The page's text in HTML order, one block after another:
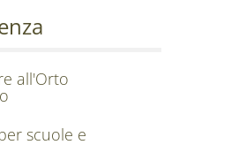
all'Orto
scuole e